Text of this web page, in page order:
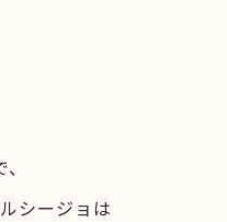
シージョは